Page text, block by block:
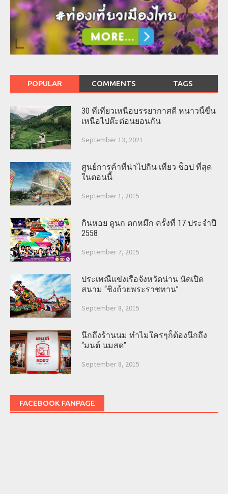
POPULAR COMMENTS TAGS
30 ที่เที่ยวเหนือบรรยากาศดี หนาวนี้ขึ้น
เหนือไปต๊ะต่อนยอนกัน
September 13, 2021
ศูนย์การค้าที่น่าไปกิน เที่ยว ช็อป ที่สุด
ในตอนนี้
September 1, 2015
กินหอย ดูนก ตกหมึก ครั้งที่ 17 ประจำปี
2558
September 7, 2015
ประเพณีแข่งเรือจังหวัดน่าน นัดเปิด
สนาม “ชิงถ้วยพระราชทาน”
September 8, 2015
นึกถึงร้านนม ทำไมใครๆก็ต้องนึกถึง
“มนต์ นมสด”
September 8, 2015
FACEBOOK FANPAGE